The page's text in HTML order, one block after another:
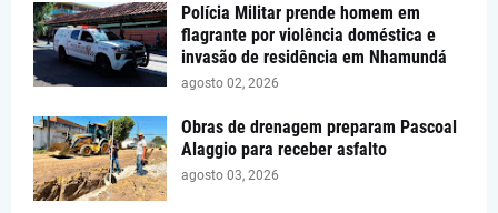
Polícia Militar prende homem em
flagrante por violência doméstica e
invasão de residência em Nhamundá
agosto 02, 2026
Obras de drenagem preparam Pascoal
Alaggio para receber asfalto
agosto 03, 2026